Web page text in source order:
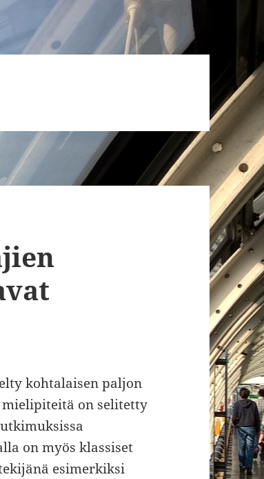
kohtalaisen paljon
on selitetty
on myös klassiset
esimerkiksi